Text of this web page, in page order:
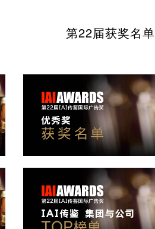
第22届获奖名单